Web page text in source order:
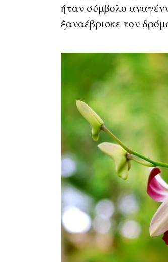
ήταν σύμβολο
ξαναέβρισκε τον